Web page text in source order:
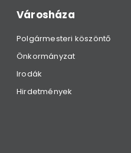
Városháza
Polgármesteri köszöntő
Önkormányzat
Irodák
Hirdetmények